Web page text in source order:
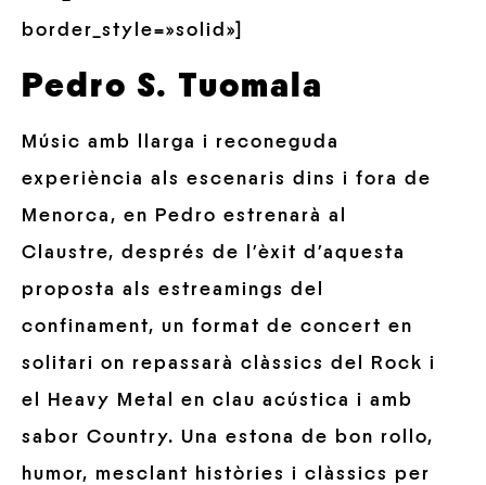
border_style=»solid»]
Pedro S. Tuomala
Músic amb llarga i reconeguda
experiència als escenaris dins i fora de
Menorca, en Pedro estrenarà al
Claustre, després de l’èxit d’aquesta
proposta als estreamings del
confinament, un format de concert en
solitari on repassarà clàssics del Rock i
el Heavy Metal en clau acústica i amb
sabor Country. Una estona de bon rollo,
humor, mesclant històries i clàssics per